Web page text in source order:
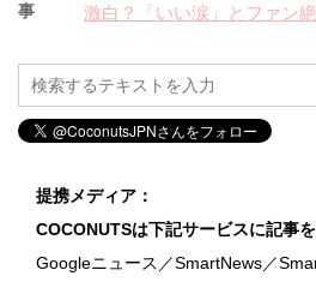
事
激白？「いい涙」とファン
提携メディア：
COCONUTSは下記サービスに記事
Googleニュース／SmartNews／